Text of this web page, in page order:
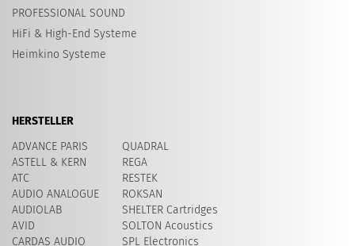
PROFESSIONAL SOUND
HiFi & High-End Systeme
Heimkino Systeme
HERSTELLER
ADVANCE PARIS
ASTELL & KERN
ATC
AUDIO ANALOGUE
AUDIOLAB
AVID
CARDAS AUDIO
QUADRAL
REGA
RESTEK
ROKSAN
SHELTER Cartridges
SOLTON Acoustics
SPL Electronics